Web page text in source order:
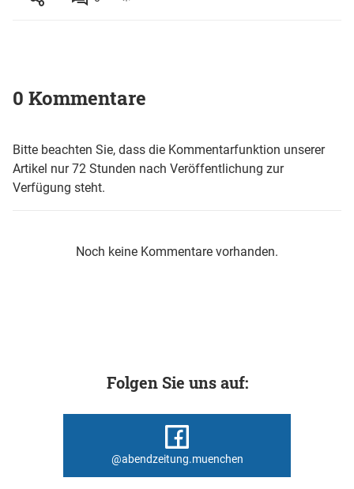
0 Kommentare
Bitte beachten Sie, dass die Kommentarfunktion unserer
Artikel nur 72 Stunden nach Veröffentlichung zur
Verfügung steht.
Noch keine Kommentare vorhanden.
Folgen Sie uns auf:
@abendzeitung.muenchen